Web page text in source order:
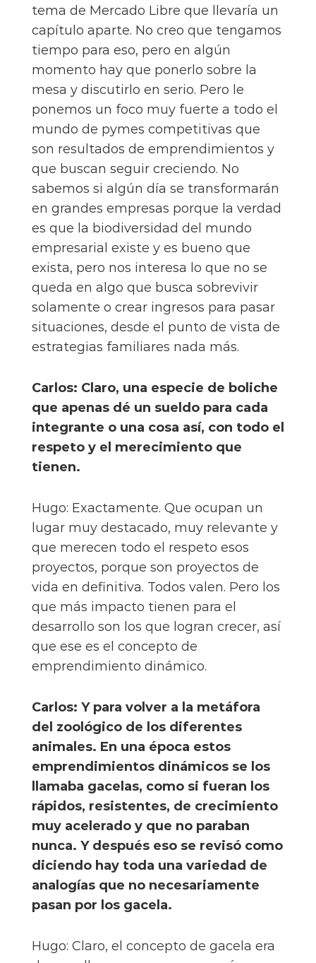
tema de Mercado Libre que llevaría un
capítulo aparte. No creo que tengamos
tiempo para eso, pero en algún
momento hay que ponerlo sobre la
mesa y discutirlo en serio. Pero le
ponemos un foco muy fuerte a todo el
mundo de pymes competitivas que
son resultados de emprendimientos y
que buscan seguir creciendo. No
sabemos si algún día se transformarán
en grandes empresas porque la verdad
es que la biodiversidad del mundo
empresarial existe y es bueno que
exista, pero nos interesa lo que no se
queda en algo que busca sobrevivir
solamente o crear ingresos para pasar
situaciones, desde el punto de vista de
estrategias familiares nada más.
Carlos: Claro, una especie de boliche
que apenas dé un sueldo para cada
integrante o una cosa así, con todo el
respeto y el merecimiento que
tienen.
Hugo: Exactamente. Que ocupan un
lugar muy destacado, muy relevante y
que merecen todo el respeto esos
proyectos, porque son proyectos de
vida en definitiva. Todos valen. Pero los
que más impacto tienen para el
desarrollo son los que logran crecer, así
que ese es el concepto de
emprendimiento dinámico.
Carlos: Y para volver a la metáfora
del zoológico de los diferentes
animales. En una época estos
emprendimientos dinámicos se los
llamaba gacelas, como si fueran los
rápidos, resistentes, de crecimiento
muy acelerado y que no paraban
nunca. Y después eso se revisó como
diciendo hay toda una variedad de
analogías que no necesariamente
pasan por los gacela.
Hugo: Claro, el concepto de gacela era